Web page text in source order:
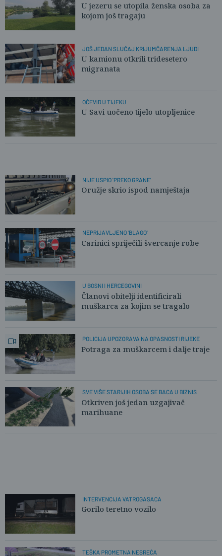
U jezeru se utopila ženska osoba za
kojom još tragaju
JOŠ JEDAN SLUČAJ KRIJUMČARENJA LJUDI
U kamionu otkrili tridesetero
migranata
OČEVID U TIJEKU
U Savi uočeno tijelo utopljenice
NIJE USPIO 'PREKO GRANE'
Oružje skrio ispod namještaja
NEPRIJAVLJENO 'BLAGO'
Carinici spriječili švercanje robe
U BOSNI I HERCEGOVINI
Članovi obitelji identificirali
muškarca za kojim se tragalo
POLICIJA UPOZORAVA NA OPASNOSTI RIJEKE
Potraga za muškarcem i dalje traje
SVE VIŠE STARIJIH OSOBA SE BACA U BIZNIS
Otkriven još jedan uzgajivač
marihuane
INTERVENCIJA VATROGASACA
Gorilo teretno vozilo
TEŠKA PROMETNA NESREĆA